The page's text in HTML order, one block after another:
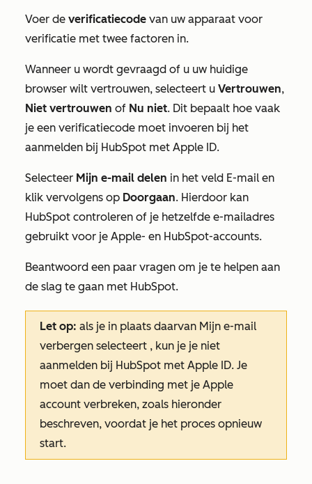
Voer de verificatiecode van uw apparaat voor
verificatie met twee factoren in.
Wanneer u wordt gevraagd of u uw huidige
browser wilt vertrouwen, selecteert u Vertrouwen,
Niet vertrouwen of Nu niet. Dit bepaalt hoe vaak
je een verificatiecode moet invoeren bij het
aanmelden bij HubSpot met Apple ID.
Selecteer Mijn e-mail delen in het veld E-mail en
klik vervolgens op Doorgaan. Hierdoor kan
HubSpot controleren of je hetzelfde e-mailadres
gebruikt voor je Apple- en HubSpot-accounts.
Beantwoord een paar vragen om je te helpen aan
de slag te gaan met HubSpot.
Let op: als je in plaats daarvan Mijn e-mail
verbergen selecteert , kun je je niet
aanmelden bij HubSpot met Apple ID. Je
moet dan de verbinding met je Apple
account verbreken, zoals hieronder
beschreven, voordat je het proces opnieuw
start.